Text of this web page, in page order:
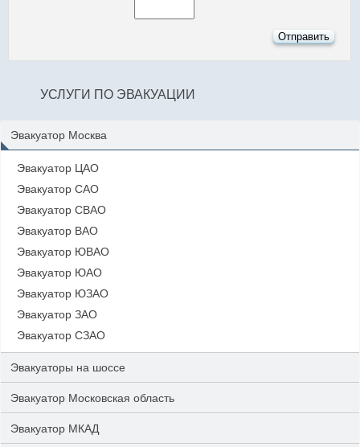
УСЛУГИ ПО ЭВАКУАЦИИ
Эвакуатор Москва
Эвакуатор ЦАО
Эвакуатор САО
Эвакуатор СВАО
Эвакуатор ВАО
Эвакуатор ЮВАО
Эвакуатор ЮАО
Эвакуатор ЮЗАО
Эвакуатор ЗАО
Эвакуатор СЗАО
Эвакуаторы на шоссе
Эвакуатор Московская область
Эвакуатор МКАД